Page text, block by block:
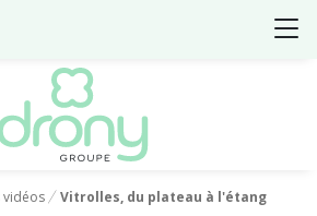
vidéos Vitrolles, du plateau à l'étang